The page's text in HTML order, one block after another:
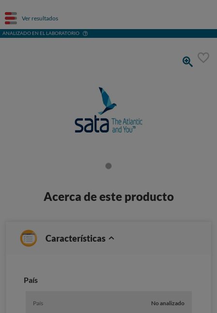
Ver resultados
ANALIZADO EN EL LABORATORIO
Acerca de este producto
Características
País
País No analizado